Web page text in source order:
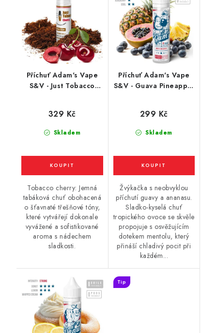
Příchuť Adam's Vape
S&V - Just Tobacco
Skladem
329 Kč
Tobacco cherry: Jemná
tabáková chuť obohacená
o šťavnaté třešňové tóny,
které vytvářejí dokonale
vyvážené a sofistikované
aroma s nádechem
sladkosti.
Příchuť Adam's Vape
S&V - Guava Pineapple
Skladem
299 Kč
Žvýkačka s neobvyklou
příchutí guavy a ananasu.
Sladko-kyselá chuť
tropického ovoce se skvěle
propojuje s osvěžujícím
dotekem mentolu, který
přináší chladivý pocit při
každém...
Tip